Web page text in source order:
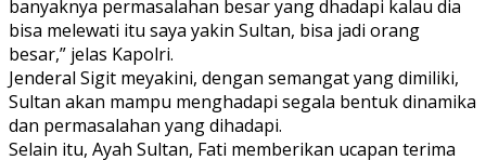
banyaknya permasalahan besar yang dhadapi kalau dia
bisa melewati itu saya yakin Sultan, bisa jadi orang
besar,” jelas Kapolri.
Jenderal Sigit meyakini, dengan semangat yang dimiliki,
Sultan akan mampu menghadapi segala bentuk dinamika
dan permasalahan yang dihadapi.
Selain itu, Ayah Sultan, Fati memberikan ucapan terima